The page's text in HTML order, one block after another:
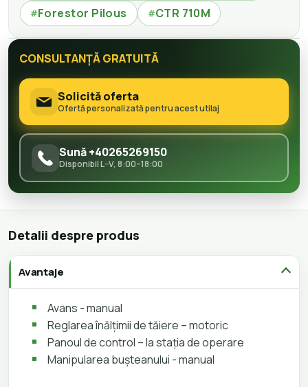
#Forestor Pilous #CTR 710M
CONSULTANȚĂ GRATUITĂ
Solicită oferta
Ofertă personalizată pentru acest utilaj
Sună +40265269150
Disponibil L–V, 8:00–18:00
Detalii despre produs
Avantaje
Avans - manual
Reglarea înălțimii de tăiere – motoric
Panoul de control – la stația de operare
Manipularea bușteanului - manual